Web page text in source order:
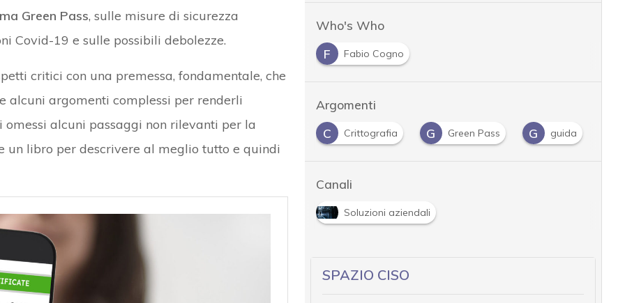
Green Pass, sulle misure di sicurezza
Covid-19 e sulle possibili debolezze.
critici con una premessa, fondamentale, che
alcuni argomenti complessi per renderli
alcuni passaggi non rilevanti per la
un libro per descrivere al meglio tutto e quindi
Who's Who
F
Fabio Cogno
Argomenti
A
Applicazioni C Crittografia G Green Pass G guida
Canali
Soluzioni aziendali
SPAZIO CISO